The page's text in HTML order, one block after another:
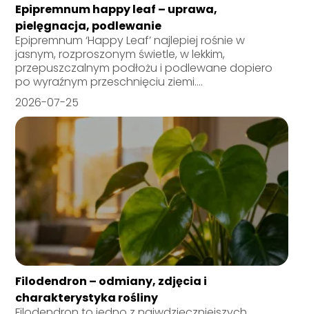
Epipremnum happy leaf – uprawa,
pielęgnacja, podlewanie
Epipremnum ‘Happy Leaf’ najlepiej rośnie w
jasnym, rozproszonym świetle, w lekkim,
przepuszczalnym podłożu i podlewane dopiero
po wyraźnym przeschnięciu ziemi....
2026-07-25
Filodendron – odmiany, zdjęcia i
charakterystyka rośliny